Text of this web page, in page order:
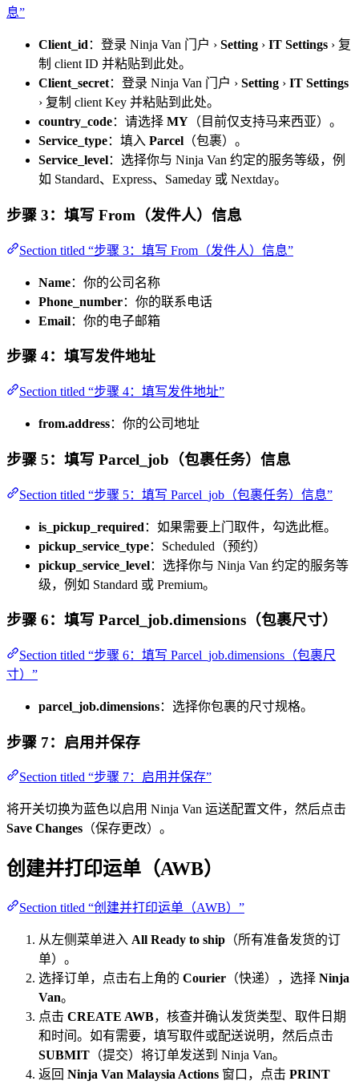
息”
Client_id ：登录 Ninja Van 门户 › Setting › IT Settings › 复
制 client ID 并粘贴到此处。
Client_secret：登录 Ninja Van 门户 › Setting › IT Settings
› 复制 client Key 并粘贴到此处。
country_code：请选择 MY （目前仅支持马来西亚）。
Service_type：填入 Parcel （包裹）。
Service_level：选择你与 Ninja Van 约定的服务等级，例
如 Standard、Express、Sameday 或 Nextday。
步骤 3：填写 From（发件人）信息
Section titled “步骤 3：填写 From（发件人）信息”
Name：你的公司名称
Phone_number：你的联系电话
Email：你的电子邮箱
步骤 4：填写发件地址
Section titled “步骤 4：填写发件地址”
from.address：你的公司地址
步骤 5：填写 Parcel_job（包裹任务）信息
Section titled “步骤 5：填写 Parcel_job（包裹任务）信息”
is_pickup_required ：如果需要上门取件，勾选此框。
pickup_service_type：Scheduled（预约）
pickup_service_level：选择你与 Ninja Van 约定的服务等
级，例如 Standard 或 Premium。
步骤 6：填写 Parcel_job.dimensions（包裹尺寸）
Section titled “步骤 6：填写 Parcel_job.dimensions（包裹尺
寸）”
parcel_job.dimensions：选择你包裹的尺寸规格。
步骤 7：启用并保存
Section titled “步骤 7：启用并保存”
将开关切换为蓝色以启用 Ninja Van 运送配置文件，然后点击
Save Changes （保存更改）。
创建并打印运单（AWB）
Section titled “创建并打印运单（AWB）”
从左侧菜单进入 All Ready to ship （所有准备发货的订
单）。
选择订单，点击右上角的 Courier （快递），选择 Ninja
Van。
点击 CREATE AWB，核查并确认发货类型、取件日期
和时间。如有需要，填写取件或配送说明，然后点击
SUBMIT （提交）将订单发送到 Ninja Van。
返回 Ninja Van Malaysia Actions 窗口，点击 PRINT